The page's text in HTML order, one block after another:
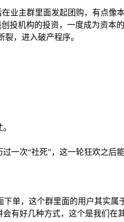
业主群里面发起团购，有点像
投机构的投资，一度成为资本的
，进入破产程序。
一次“社死”，这一轮狂欢之后
单，这个群里面的用户其实属
有好几种方式，这个是我们在